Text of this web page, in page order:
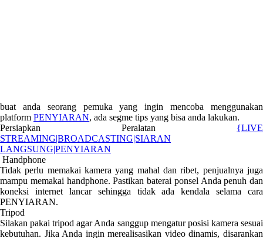
buat anda seorang pemuka yang ingin mencoba menggunakan
platform PENYIARAN, ada segme tips yang bisa anda lakukan.
Persiapkan Peralatan {LIVE
STREAMING|BROADCASTING|SIARAN
LANGSUNG|PENYIARAN
Handphone
Tidak perlu memakai kamera yang mahal dan ribet, penjualnya juga
mampu memakai handphone. Pastikan baterai ponsel Anda penuh dan
koneksi internet lancar sehingga tidak ada kendala selama cara
PENYIARAN.
Tripod
Silakan pakai tripod agar Anda sanggup mengatur posisi kamera sesuai
kebutuhan. Jika Anda ingin merealisasikan video dinamis, disarankan